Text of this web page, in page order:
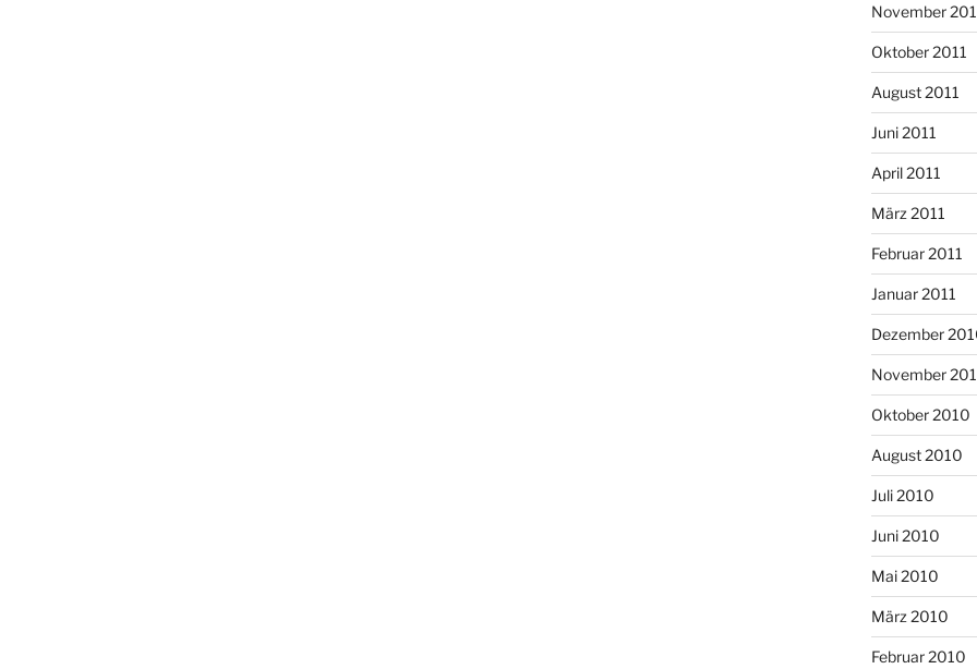
November
Oktober 2011
August 2011
Juni 2011
April 2011
März 2011
Februar 2011
Januar 2011
Dezember
November
Oktober 2010
August 2010
Juli 2010
Juni 2010
Mai 2010
März 2010
Februar 2010